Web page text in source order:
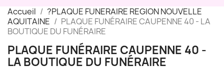
Accueil
?PLAQUE FUNERAIRE REGION NOUVELLE
AQUITAINE
PLAQUE FUNÉRAIRE CAUPENNE 40 - LA
BOUTIQUE DU FUNÉRAIRE
PLAQUE FUNÉRAIRE CAUPENNE 40 -
LA BOUTIQUE DU FUNÉRAIRE